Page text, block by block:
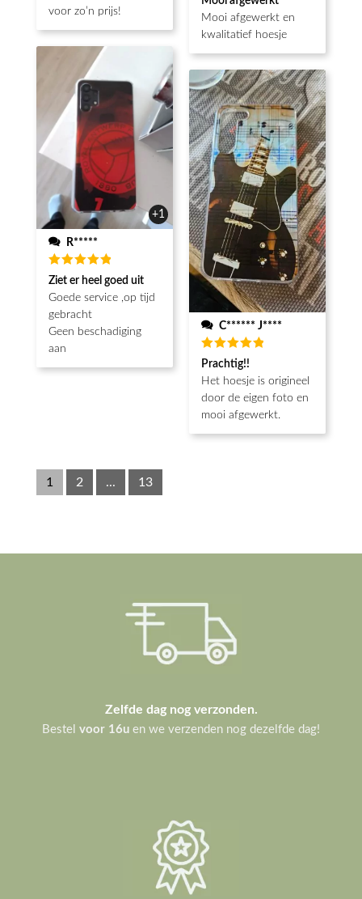
voor zo’n prijs!
+1
R*****
Beoordeeld
5van de 5
Ziet er heel goed uit
Goede service ,op tijd
gebracht
Geen beschadiging
aan
5 van de 5
Mooi afgewerkt en
kwalitatief hoesje
C****** J****
Beoordeeld
5 van de 5
Prachtig!!
Het hoesje is origineel
door de eigen foto en
mooi afgewerkt.
1 2 ... 13
Zelfde dag nog verzonden.
Bestel voor 16u en we verzenden nog dezelfde dag!